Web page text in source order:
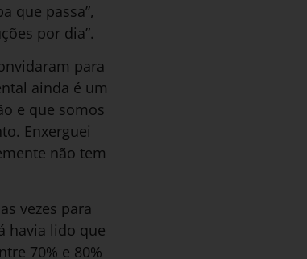
que passa”,
por dia”.
para
ainda é um
e que somos
Enxerguei
não tem
vezes para
havia lido que
70% e 80%